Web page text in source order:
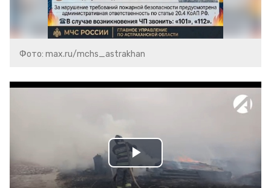
Фото: max.ru/mchs_astrakhan
Play